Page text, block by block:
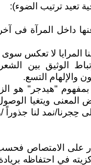
تعيد ترتيب الضوء):
داخل المرآة فى
المرايا لا تعكس
الوثيق بين الشعر
والإلهام التسع.
بمفهوم "هيدجر" هو
المعنى ويتغيا
حِجرنا/نمد لنا
على الامتصاص
في احتفاظه